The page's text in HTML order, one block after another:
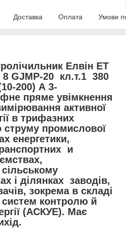
Доставка Оплата Умови
Елвін ЕТ
8 GJMP-20 кл.т.1 380
200) А 3-
пряме увімкнення
активної
в трифазних
струму промислової
енергетики,
и
і ділянках заводів,
зокрема в складі
контролю й
(АСКУЕ). Має